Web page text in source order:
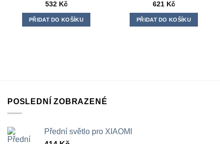
532 Kč
PŘIDAT DO KOŠÍKU
621 Kč
PŘIDAT DO KOŠÍKU
POSLEDNÍ ZOBRAZENÉ
Přední světlo pro XIAOMI